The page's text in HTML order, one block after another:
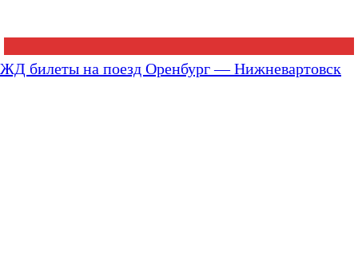
ЖД билеты на поезд Оренбург — Нижневартовск